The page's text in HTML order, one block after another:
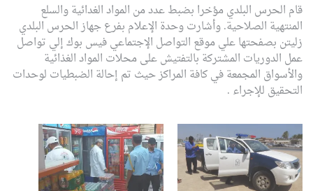
قام الحرس البلدي مؤخرا بضبط عدد من المواد الغدائية والسلع
المنتهية الصلاحية.وأشارت وحدة الإعلام بفرع جهاز الحرس البلدي
زليتن بصفحتها علي موقع التواصل الإجتماعي فيس بوك إلي تواصل
عمل الدوريات المشتركة بالتفتيش على محلات المواد الغذائية
والأسواق المجمعة في كافة المراكز حيث تم إحالة الضبطيات لوحدات
التحقيق للإجراء .